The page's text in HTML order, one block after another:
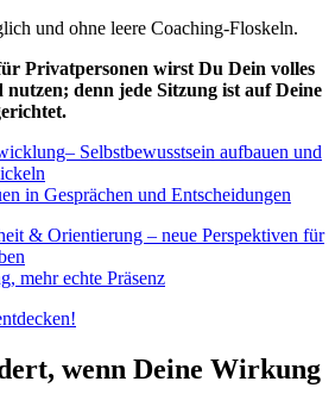
und ohne leere Coaching-Floskeln.
Privatpersonen wirst Du Dein volles
denn jede Sitzung ist auf Deine
Selbstbewusstsein aufbauen und
in Gesprächen und Entscheidungen
& Orientierung – neue Perspektiven für
mehr echte Präsenz
wenn Deine Wirkung